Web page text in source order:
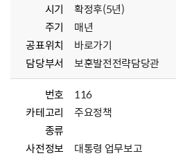
시기
확정후(5년)
주기
매년
공표위치
바로가기
담당부서
보훈발전전략담당관
번호
116
카테고리
주요정책
종류
사전정보
대통령 업무보고